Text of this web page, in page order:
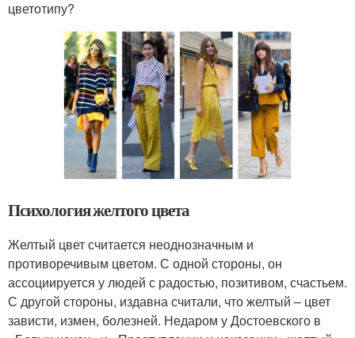
цветотипу?
Психология желтого цвета
Желтый цвет считается неоднозначным и
противоречивым цветом. С одной стороны, он
ассоциируется у людей с радостью, позитивом, счастьем.
С другой стороны, издавна считали, что желтый – цвет
зависти, измен, болезней. Недаром у Достоевского в